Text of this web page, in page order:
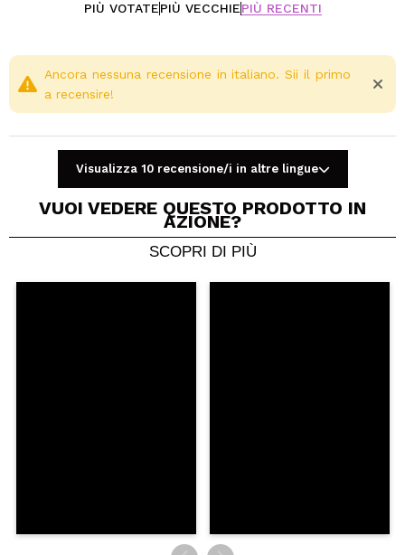
PIÙ VOTATEPIÙ VECCHIEPIÙ RECENTI
Condividi un video o una foto
Il tuo video potrebbe essere il primo. Immaginalo...
Ancora nessuna recensione in italiano. Sii il primo
a recensire!
Visualizza 10 recensione/i in altre lingue
VUOI VEDERE QUESTO PRODOTTO IN
AZIONE?
SCOPRI DI PIÙ